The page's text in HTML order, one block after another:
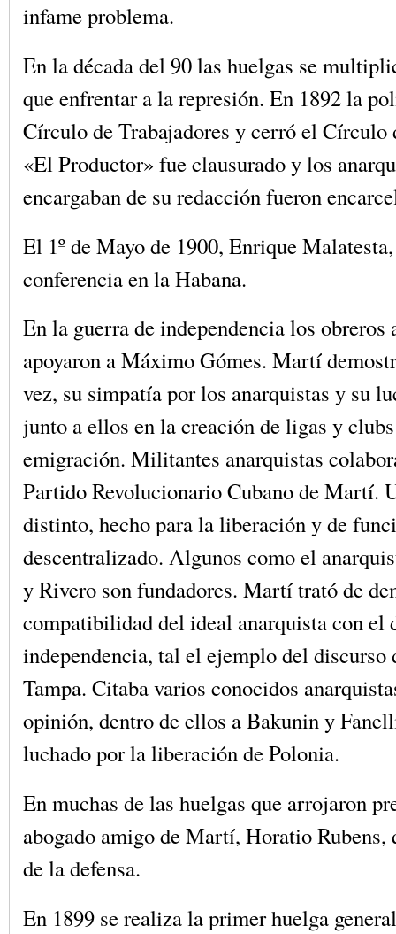
infame problema.
En la década del 90 las huelgas se
que enfrentar a la represión. En 1892 la
Círculo de Trabajadores y cerró el Círculo
«El Productor» fue clausurado y los
encargaban de su redacción fueron
El 1º de Mayo de 1900, Enrique
conferencia en la Habana.
En la guerra de independencia los obreros
apoyaron a Máximo Gómes. Martí
vez, su simpatía por los anarquistas y su
junto a ellos en la creación de ligas y
emigración. Militantes anarquistas
Partido Revolucionario Cubano de Martí.
distinto, hecho para la liberación y de
descentralizado. Algunos como el
y Rivero son fundadores. Martí trató de
compatibilidad del ideal anarquista con el
independencia, tal el ejemplo del discurso
Tampa. Citaba varios conocidos
opinión, dentro de ellos a Bakunin y
luchado por la liberación de Polonia.
En muchas de las huelgas que arrojaron
abogado amigo de Martí, Horatio Rubens,
de la defensa.
En 1899 se realiza la primer huelga